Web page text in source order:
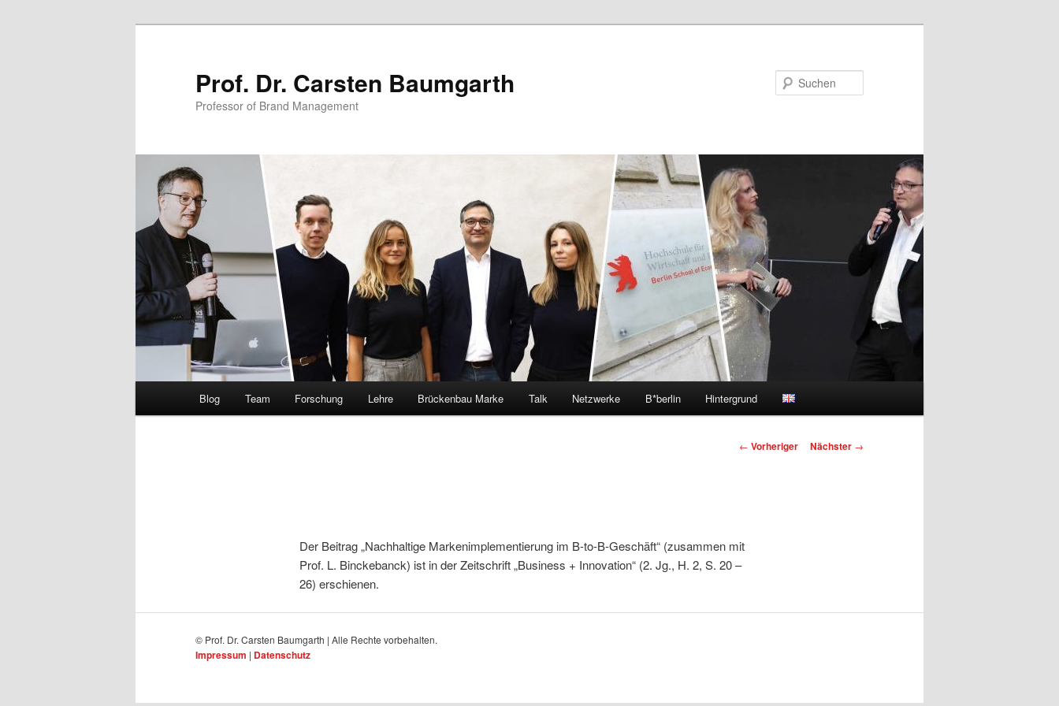
Prof. Dr. Carsten Baumgarth
Professor of Brand Management
Blog Team Forschung Lehre Brückenbau Marke Talk Netzwerke B*berlin Hintergrund
Beitragsnavigation
← Vorheriger Nächster →
Der Beitrag „Nachhaltige Markenimplementierung im B-to-B-Geschäft“ (zusammen mit
Prof. L. Binckebanck) ist in der Zeitschrift „Business + Innovation“ (2. Jg., H. 2, S. 20 –
26) erschienen.
© Prof. Dr. Carsten Baumgarth | Alle Rechte vorbehalten.
Impressum | Datenschutz